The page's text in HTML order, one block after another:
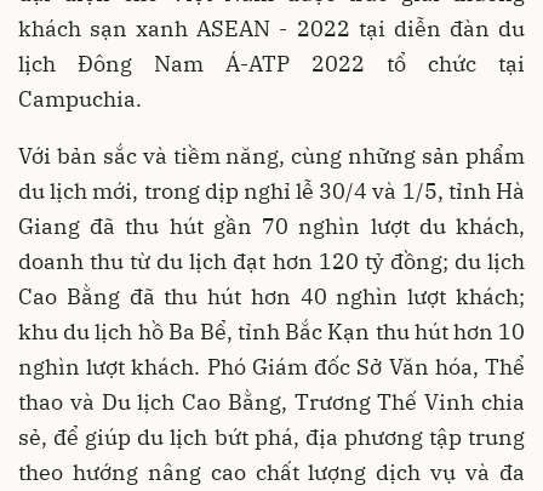
khách sạn xanh ASEAN - 2022 tại diễn đàn du
lịch Đông Nam Á-ATP 2022 tổ chức tại
Campuchia.
Với bản sắc và tiềm năng, cùng những sản phẩm
du lịch mới, trong dịp nghỉ lễ 30/4 và 1/5, tỉnh Hà
Giang đã thu hút gần 70 nghìn lượt du khách,
doanh thu từ du lịch đạt hơn 120 tỷ đồng; du lịch
Cao Bằng đã thu hút hơn 40 nghìn lượt khách;
khu du lịch hồ Ba Bể, tỉnh Bắc Kạn thu hút hơn 10
nghìn lượt khách. Phó Giám đốc Sở Văn hóa, Thể
thao và Du lịch Cao Bằng, Trương Thế Vinh chia
sẻ, để giúp du lịch bứt phá, địa phương tập trung
theo hướng nâng cao chất lượng dịch vụ và đa